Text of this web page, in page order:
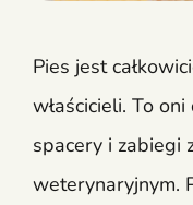
Pies jest
właścicieli. To
spacery i zabiegi
weterynaryjnym.